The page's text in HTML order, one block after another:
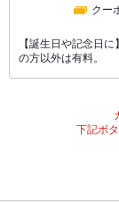
クー
【誕生日や記念日
の方以外は有料。
下記ボ